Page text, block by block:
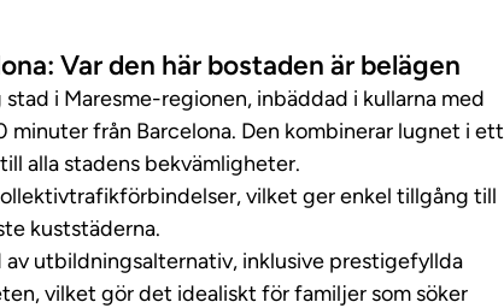
Var den här bostaden är belägen
stad i Maresme-regionen, inbäddad i kullarna med
minuter från Barcelona. Den kombinerar lugnet i ett
alla stadens bekvämligheter.
vilket ger enkel tillgång till
kuststäderna.
utbildningsalternativ, inklusive prestigefyllda
vilket gör det idealiskt för familjer som söker